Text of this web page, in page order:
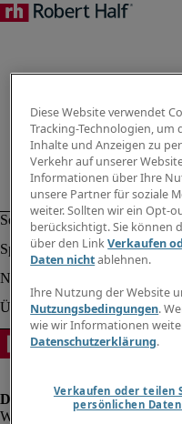
Diese Website verwendet
Tracking-Technologien,
Inhalte und Anzeigen zu
Verkehr auf unserer
Informationen über Ihre
unsere Partner für soziale
weiter. Sollten wir ein Opt-
berücksichtigt. Sie können
über den LinkVerkaufen
Daten nichtablehnen.
Ihre Nutzung der Website
Nutzungsbedingungen.
wie wir Informationen
Datenschutzerklärung.
Verkaufen oder teilen
persönlichen